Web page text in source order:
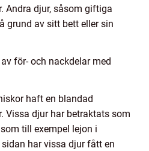
Andra djur, såsom giftiga
grund av sitt bett eller sin
för- och nackdelar med
haft en blandad
Vissa djur har betraktats som
till exempel lejon i
har vissa djur fått en